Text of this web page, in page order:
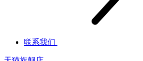
联系我们